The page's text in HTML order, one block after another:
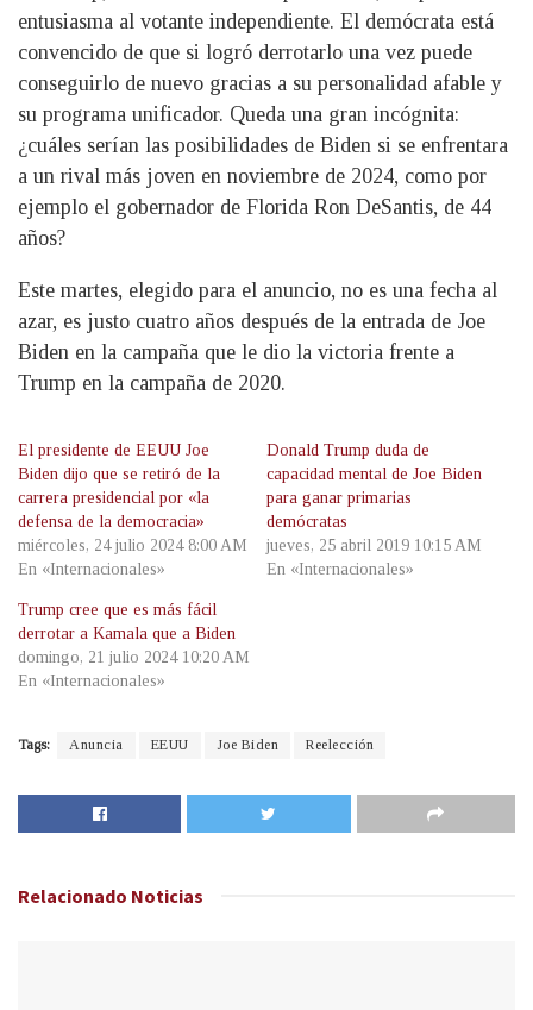
entusiasma al votante independiente. El demócrata está
convencido de que si logró derrotarlo una vez puede
conseguirlo de nuevo gracias a su personalidad afable y
su programa unificador. Queda una gran incógnita:
¿cuáles serían las posibilidades de Biden si se enfrentara
a un rival más joven en noviembre de 2024, como por
ejemplo el gobernador de Florida Ron DeSantis, de 44
años?
Este martes, elegido para el anuncio, no es una fecha al
azar, es justo cuatro años después de la entrada de Joe
Biden en la campaña que le dio la victoria frente a
Trump en la campaña de 2020.
El presidente de EEUU Joe
Biden dijo que se retiró de la
carrera presidencial por «la
defensa de la democracia»
miércoles, 24 julio 2024 8:00 AM
En «Internacionales»
Donald Trump duda de
capacidad mental de Joe Biden
para ganar primarias
demócratas
jueves, 25 abril 2019 10:15 AM
En «Internacionales»
Trump cree que es más fácil
derrotar a Kamala que a Biden
domingo, 21 julio 2024 10:20 AM
En «Internacionales»
Tags: Anuncia EEUU Joe Biden Reelección
Relacionado Noticias